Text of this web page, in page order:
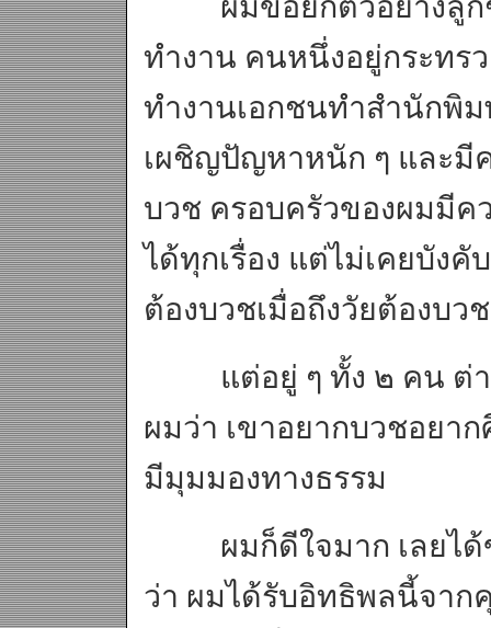
ทำงาน คนหนึ่งอยู่กระทร
ทำงานเอกชนทำสำนักพิ
เผชิญปัญหาหนัก ๆ และมี
บวช ครอบครัวของผมมีค
ได้ทุกเรื่อง แต่ไม่เคยบังคั
ต้องบวชเมื่อถึงวัยต้องบวช
แต่อยู่ ๆ ทั้ง ๒ คน ต่าง
ผมว่า เขาอยากบวชอยา
มีมุมมองทางธรรม
ผมก็ดีใจมาก เลยได้
ว่า ผมได้รับอิทธิพลนี้จา